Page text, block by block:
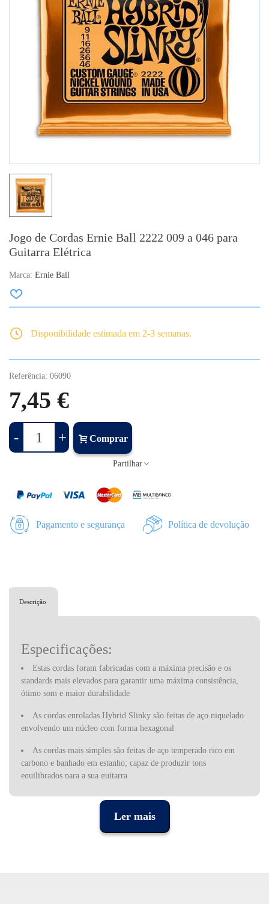
Jogo de Cordas Ernie Ball 2222 009 a 046 para
Guitarra Elétrica
Marca: Ernie Ball
Disponibilidade estimada em 2-3 semanas.
Referência: 06090
7,45 €
- + Comprar
Partilhar
Pagamento e segurança Política de devolução
Descrição
Especificações:
Estas cordas foram fabricadas com a máxima precisão e os
standards mais elevados para garantir uma máxima consistência,
ótimo som e maior durabilidade
As cordas enroladas Hybrid Slinky são feitas de aço niquelado
envolvendo um núcleo com forma hexagonal
As cordas mais simples são feitas de aço temperado rico em
carbono e banhado em estanho; capaz de produzir tons
equilibrados para a sua guitarra
Calibres: .009 .011 .016 .026 .036 .046
Ler mais